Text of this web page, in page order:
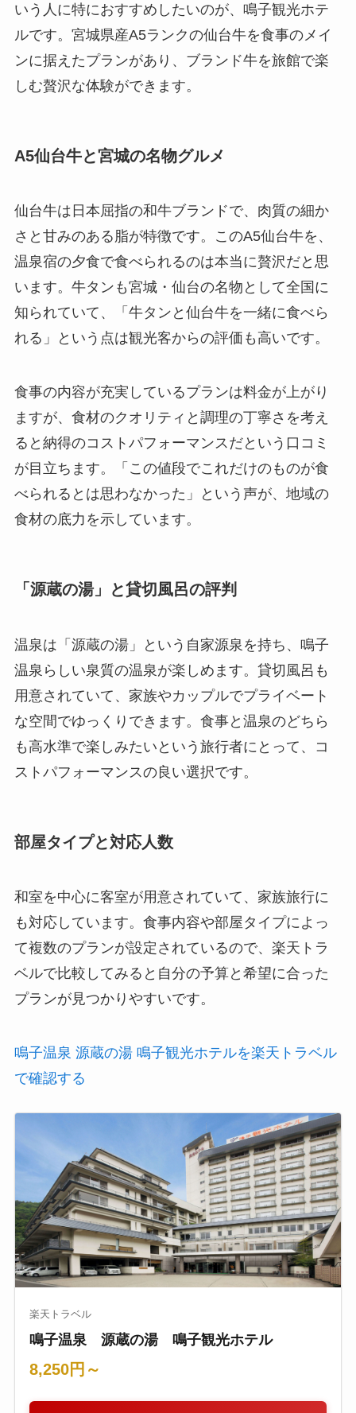
いう人に特におすすめしたいのが、鳴子観光ホテ
ルです。宮城県産A5ランクの仙台牛を食事のメイ
ンに据えたプランがあり、ブランド牛を旅館で楽
しむ贅沢な体験ができます。
A5仙台牛と宮城の名物グルメ
仙台牛は日本屈指の和牛ブランドで、肉質の細か
さと甘みのある脂が特徴です。このA5仙台牛を、
温泉宿の夕食で食べられるのは本当に贅沢だと思
います。牛タンも宮城・仙台の名物として全国に
知られていて、「牛タンと仙台牛を一緒に食べら
れる」という点は観光客からの評価も高いです。
食事の内容が充実しているプランは料金が上がり
ますが、食材のクオリティと調理の丁寧さを考え
ると納得のコストパフォーマンスだという口コミ
が目立ちます。「この値段でこれだけのものが食
べられるとは思わなかった」という声が、地域の
食材の底力を示しています。
「源蔵の湯」と貸切風呂の評判
温泉は「源蔵の湯」という自家源泉を持ち、鳴子
温泉らしい泉質の温泉が楽しめます。貸切風呂も
用意されていて、家族やカップルでプライベート
な空間でゆっくりできます。食事と温泉のどちら
も高水準で楽しみたいという旅行者にとって、コ
ストパフォーマンスの良い選択です。
部屋タイプと対応人数
和室を中心に客室が用意されていて、家族旅行に
も対応しています。食事内容や部屋タイプによっ
て複数のプランが設定されているので、楽天トラ
ベルで比較してみると自分の予算と希望に合った
プランが見つかりやすいです。
鳴子温泉 源蔵の湯 鳴子観光ホテルを楽天トラベル
で確認する
楽天トラベル
鳴子温泉 源蔵の湯 鳴子観光ホテル
8,250円～